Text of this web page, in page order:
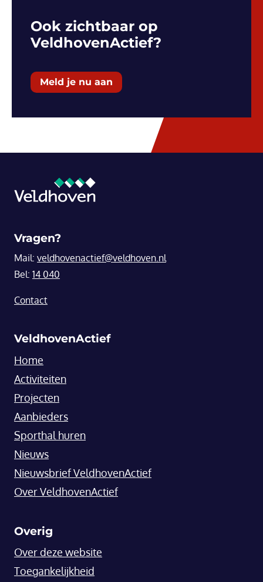
Ook zichtbaar op
VeldhovenActief?
Meld je nu aan
Vragen?
Mail: veldhovenactief@veldhoven.nl
Bel: 14 040
Contact
VeldhovenActief
Home
Activiteiten
Projecten
Aanbieders
Sporthal huren
Nieuws
Nieuwsbrief VeldhovenActief
Over VeldhovenActief
Overig
Over deze website
Toegankelijkheid